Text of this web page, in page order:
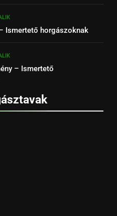
Ismertető horgászoknak
– Ismertető